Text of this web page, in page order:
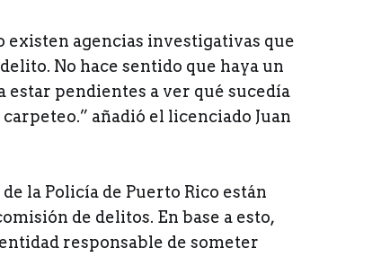
existen agencias investigativas que
No hace sentido que haya un
estar pendientes a ver qué sucedía
añadió el licenciado Juan
la Policía de Puerto Rico están
de delitos. En base a esto,
responsable de someter